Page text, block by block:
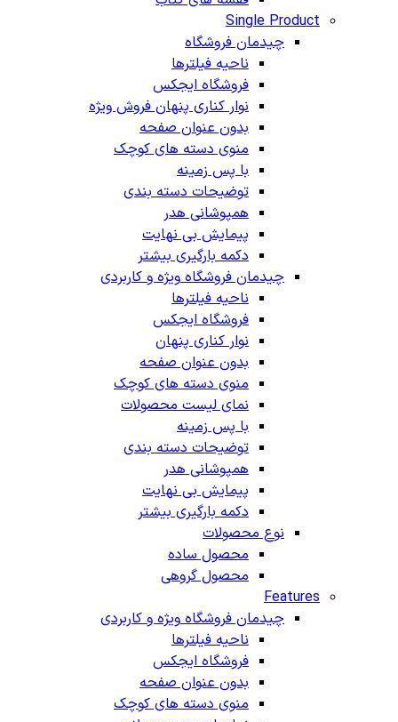
Single Product
چیدمان فروشگاه
ناحیه فیلترها
فروشگاه ایجکس
نوار کناری پنهانفروش ویژه
بدون عنوان صفحه
منوی دسته های کوچک
با پس زمینه
توضیحات دسته بندی
همپوشانی هدر
پیمایش بی نهایت
دکمه بارگیری بیشتر
چیدمان فروشگاهویژه و کاربردی
ناحیه فیلترها
فروشگاه ایجکس
نوار کناری پنهان
بدون عنوان صفحه
منوی دسته های کوچک
نمای لیست محصولات
با پس زمینه
توضیحات دسته بندی
همپوشانی هدر
پیمایش بی نهایت
دکمه بارگیری بیشتر
نوع محصولات
محصول ساده
محصول گروهی
Features
چیدمان فروشگاهویژه و کاربردی
ناحیه فیلترها
فروشگاه ایجکس
بدون عنوان صفحه
منوی دسته های کوچک